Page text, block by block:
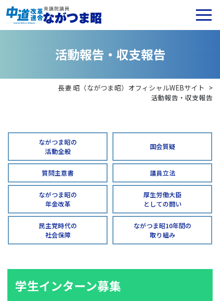
活動報告 ・ 収支報告
長妻 昭（ながつま昭）オフィシャルWEBサイト >
活動報告・収支報告
ながつま昭の
活動全般
国会質疑
質問主意書 議員立法
ながつま昭の
年金改革
厚生労働大臣
としての闘い
民主党時代の
社会保障
ながつま昭10年間の
取り組み
学生インターン募集